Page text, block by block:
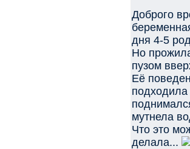
Доброго
дня 4-5
Но
пузом
Её
подходила
мутнела
Что это
делала...